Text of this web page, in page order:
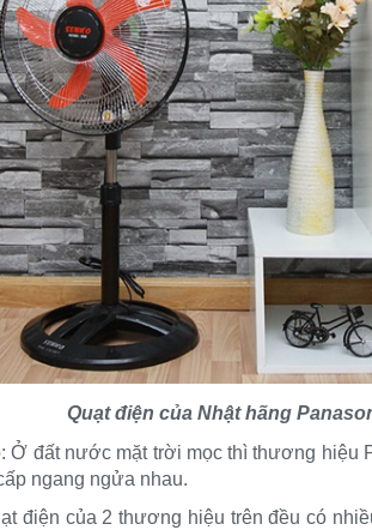
Quạt điện của Nhật hãng
Ở đất nước mặt trời mọc thì thương hiệu
ngang ngửa nhau.
điện của 2 thương hiệu trên đều có